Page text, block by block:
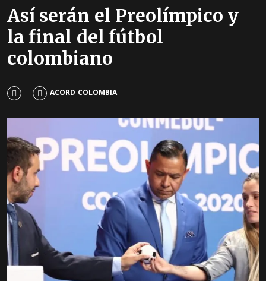
Así serán el Preolímpico y
la final del fútbol
colombiano
ACORD COLOMBIA